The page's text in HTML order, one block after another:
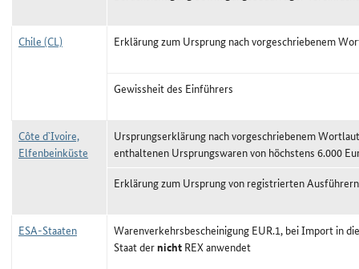
Chile (CL) Erklärung zum Ursprung nach vorgeschriebenem
Gewissheit des Einführers
Côte d`Ivoire,
Elfenbeinküste
Ursprungserklärung nach vorgeschriebenem
enthaltenen Ursprungswaren von höchstens 6.000
Erklärung zum Ursprung von registrierten Ausführern
ESA-Staaten
Warenverkehrsbescheinigung EUR.1, bei Import in
Staat dernicht REX anwendet